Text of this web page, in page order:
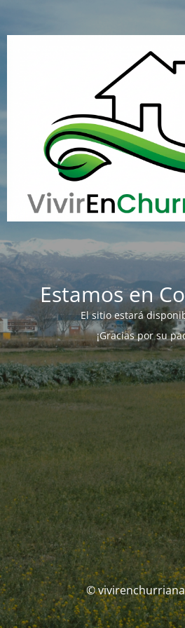
Estamos en
El sitio estará
¡Gracias por su
©